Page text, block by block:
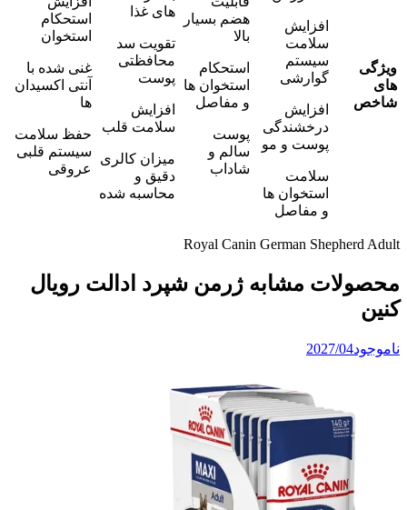
ویژگی
های
شاخص
افزایش
سلامت
سیستم
گوارشی
افزایش
درخشندگی
پوست و مو
سلامت
استخوان ها
و مفاصل
هضم بسیار
بالا
استحکام
استخوان ها
و مفاصل
پوست
سالم و
شاداب
های غذا
تقویت سد
محافظتی
پوست
افزایش
سلامت قلب
میزان کالری
دقیق و
محاسبه شده
استحکام
استخوان
غنی شده با
آنتی اکسیدان
ها
حفظ سلامت
سیستم قلبی
عروقی
Royal Canin German Shepherd Adult
محصولات مشابه ژرمن شپرد ادالت رویال
کنین
ناموجود2027/04